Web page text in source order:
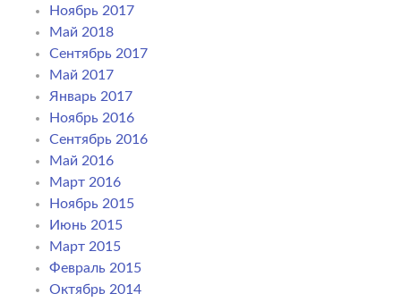
Ноябрь 2017
Май 2018
Сентябрь 2017
Май 2017
Январь 2017
Ноябрь 2016
Сентябрь 2016
Май 2016
Март 2016
Ноябрь 2015
Июнь 2015
Март 2015
Февраль 2015
Октябрь 2014